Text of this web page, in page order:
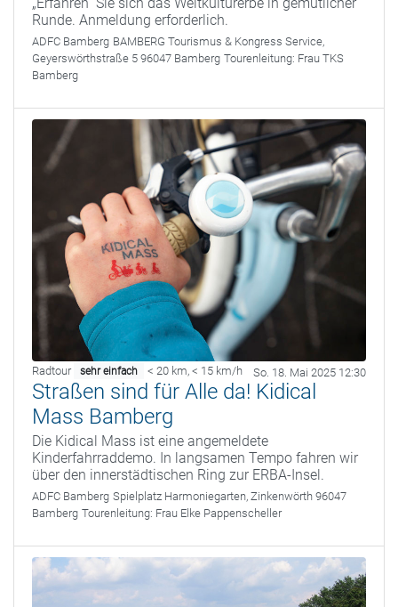
„Erfahren“ Sie sich das Weltkulturerbe in gemütlicher
Runde. Anmeldung erforderlich.
ADFC Bamberg BAMBERG Tourismus & Kongress Service,
Geyerswörthstraße 5 96047 Bamberg Tourenleitung: Frau TKS
Bamberg
Radtour sehr einfach < 20 km, < 15 km/h So. 18. Mai 2025 12:30
Straßen sind für Alle da! Kidical
Mass Bamberg
Die Kidical Mass ist eine angemeldete
Kinderfahrraddemo. In langsamen Tempo fahren wir
über den innerstädtischen Ring zur ERBA-Insel.
ADFC Bamberg Spielplatz Harmoniegarten, Zinkenwörth 96047
Bamberg Tourenleitung: Frau Elke Pappenscheller